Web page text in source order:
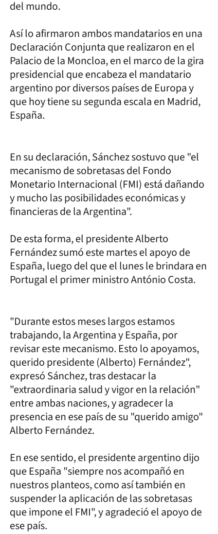
del mundo.
Así lo afirmaron ambos mandatarios en una
Declaración Conjunta que realizaron en el
Palacio de la Moncloa, en el marco de la gira
presidencial que encabeza el mandatario
argentino por diversos países de Europa y
que hoy tiene su segunda escala en Madrid,
España.
En su declaración, Sánchez sostuvo que "el
mecanismo de sobretasas del Fondo
Monetario Internacional (FMI) está dañando
y mucho las posibilidades económicas y
financieras de la Argentina".
De esta forma, el presidente Alberto
Fernández sumó este martes el apoyo de
España, luego del que el lunes le brindara en
Portugal el primer ministro António Costa.
"Durante estos meses largos estamos
trabajando, la Argentina y España, por
revisar este mecanismo. Esto lo apoyamos,
querido presidente (Alberto) Fernández",
expresó Sánchez, tras destacar la
"extraordinaria salud y vigor en la relación"
entre ambas naciones, y agradecer la
presencia en ese país de su "querido amigo"
Alberto Fernández.
En ese sentido, el presidente argentino dijo
que España "siempre nos acompañó en
nuestros planteos, como así también en
suspender la aplicación de las sobretasas
que impone el FMI", y agradeció el apoyo de
ese país.